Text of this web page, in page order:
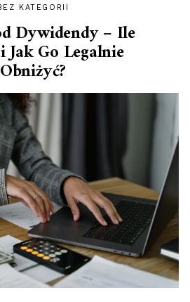
KATEGORII
Dywidendy – Ile
Jak Go Legalnie
Obniżyć?